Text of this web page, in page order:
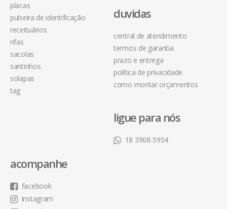
placas
pulseira de identificação
receituários
rifas
sacolas
santinhos
solapas
tag
duvidas
central de atendimento
termos de garantia
prazo e entrega
política de privacidade
como montar orçamentos
ligue para nós
18 3908-5954
acompanhe
facebook
instagram